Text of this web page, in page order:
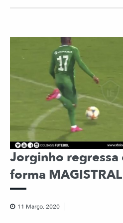
Jorginho regressa
forma
11 Março, 2020